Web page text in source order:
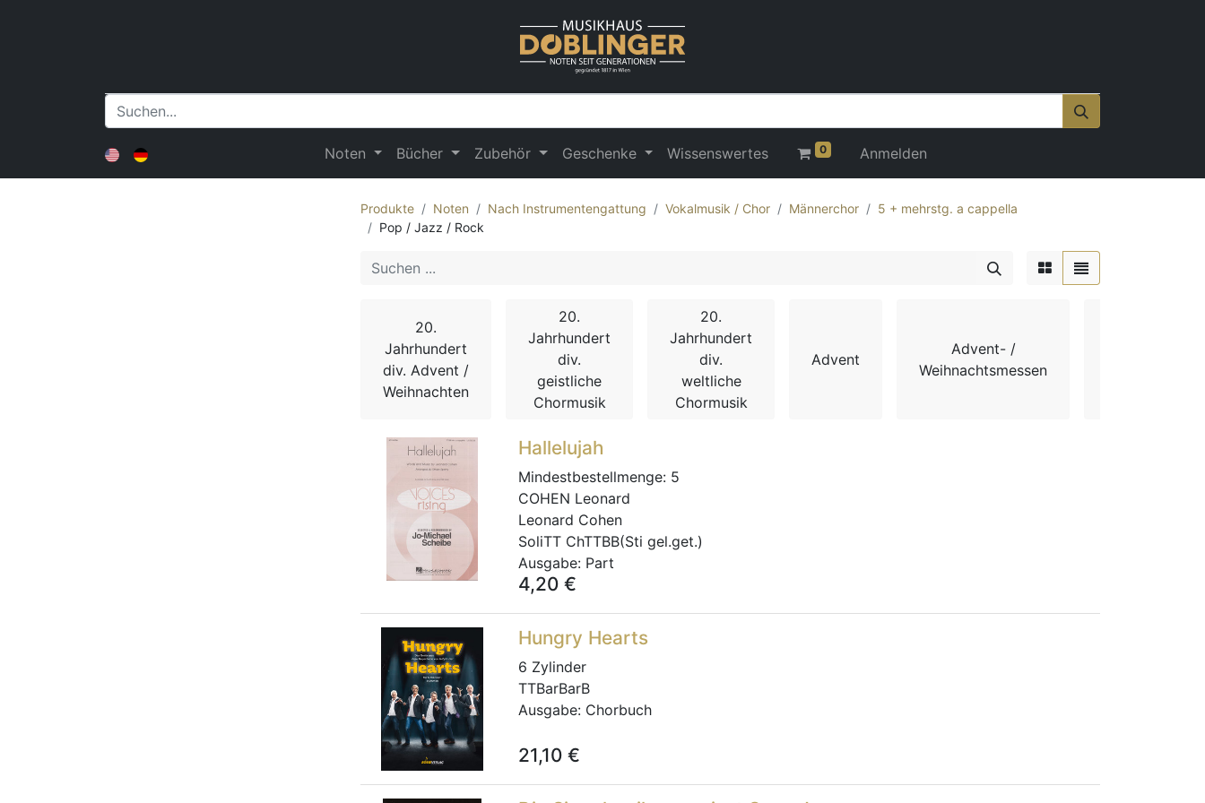
Noten Bücher Zubehör Geschenke Wissenswertes 0 Anmelden
Produkte Noten Nach Instrumentengattung Vokalmusik / Chor Männerchor
5 + mehrstg. a cappella
Pop / Jazz / Rock
20.
Jahrhundert
div. Advent /
Weihnachten
20.
Jahrhundert
div.
geistliche
Chormusik
20.
Jahrhundert
div.
weltliche
Chormusik
Advent
Advent- /
Weihnachtsmessen
Hallelujah
Mindestbestellmenge: 5
COHEN Leonard
Leonard Cohen
SoliTT ChTTBB(Sti gel.get.)
Ausgabe: Part
4,20 €
Hungry Hearts
6 Zylinder
TTBarBarB
Ausgabe: Chorbuch
21,10 €